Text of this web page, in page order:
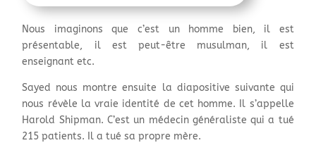
Nous imaginons que c’est un homme bien, il est
présentable, il est peut-être musulman, il est
enseignant etc.
Sayed nous montre ensuite la diapositive suivante qui
nous révèle la vraie identité de cet homme. Il s’appelle
Harold Shipman. C’est un médecin généraliste qui a tué
215 patients. Il a tué sa propre mère.